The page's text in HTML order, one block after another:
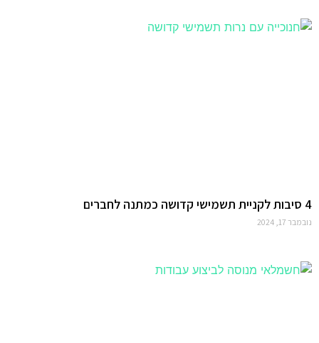
4 סיבות לקניית תשמישי קדושה כמתנה לחברים
נובמבר 17, 2024